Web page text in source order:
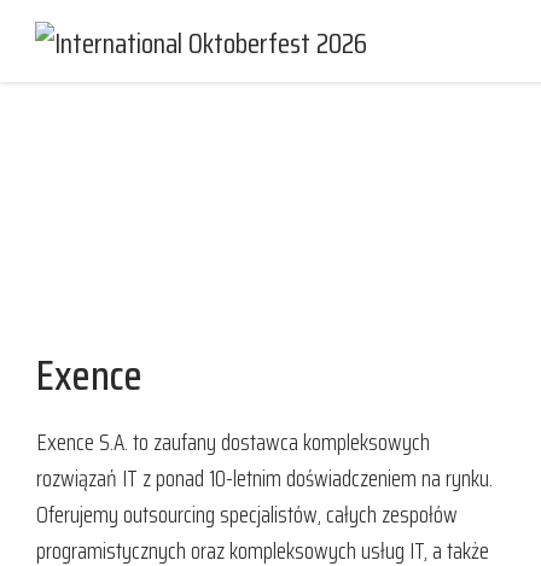
Exence
Exence S.A. to zaufany dostawca kompleksowych
rozwiązań IT z ponad 10-letnim doświadczeniem na rynku.
Oferujemy outsourcing specjalistów, całych zespołów
programistycznych oraz kompleksowych usług IT, a także